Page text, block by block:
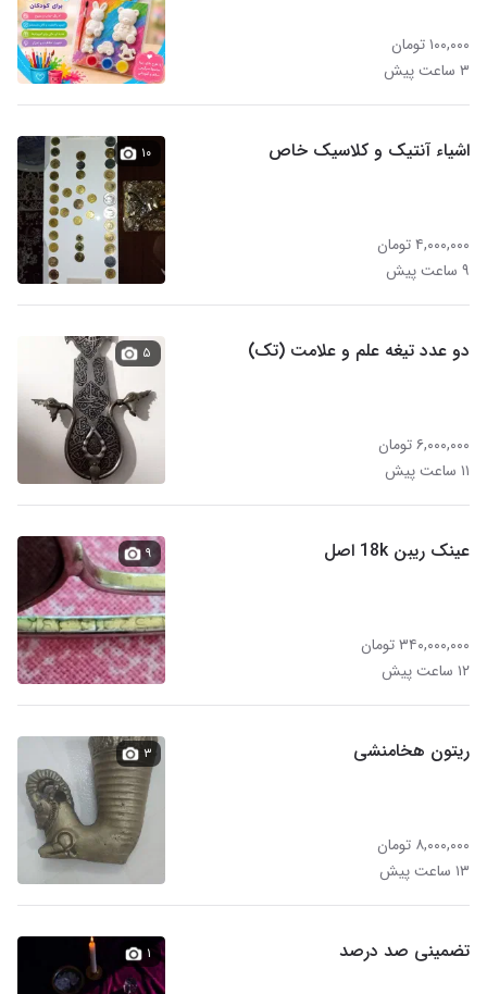
۱۰۰,۰۰۰ تومان
۳ ساعت پیش
اشیاء آنتیک و کلاسیک خاص
۴,۰۰۰,۰۰۰ تومان
۹ ساعت پیش
۱۰
دو عدد تیغه علم و علامت (تک)
۶,۰۰۰,۰۰۰ تومان
۱۱ ساعت پیش
۵
عینک ریبن 18k اصل
۳۴۰,۰۰۰,۰۰۰ تومان
۱۲ ساعت پیش
۹
ریتون هخامنشی
۸,۰۰۰,۰۰۰ تومان
۱۳ ساعت پیش
۳
تضمینی صد درصد ۱